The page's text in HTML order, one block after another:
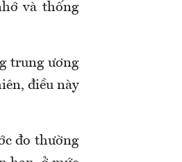
và thống
trung ương
điều này
đo thường